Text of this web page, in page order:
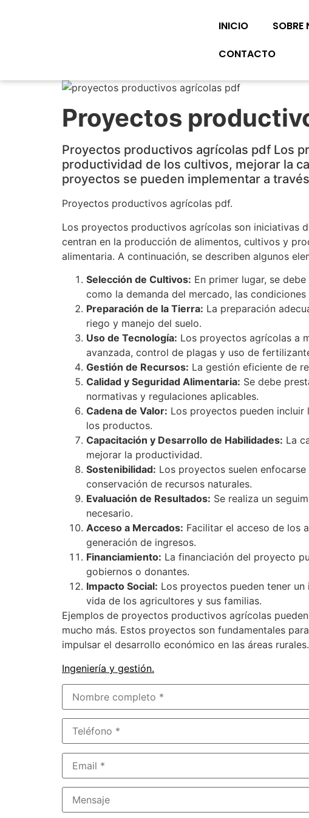
INICIO SOBRE
CONTACTO
Proyectos
Proyectos productivos agrícolas pdf Los
productividad de los cultivos, mejorar la
proyectos se pueden implementar a
Proyectos productivos agrícolas pdf.
Los proyectos productivos agrícolas son iniciativas
centran en la producción de alimentos, cultivos y
alimentaria. A continuación, se describen algunos
Selección de Cultivos: En primer lugar, se
como la demanda del mercado, las
Preparación de la Tierra: La preparación
riego y manejo del suelo.
Uso de Tecnología: Los proyectos agrícolas a
avanzada, control de plagas y uso de
Gestión de Recursos: La gestión eficiente de
Calidad y Seguridad Alimentaria: Se debe
normativas y regulaciones aplicables.
Cadena de Valor: Los proyectos pueden
los productos.
Capacitación y Desarrollo de Habilidades: La
mejorar la productividad.
Sostenibilidad: Los proyectos suelen
conservación de recursos naturales.
Evaluación de Resultados: Se realiza un
necesario.
Acceso a Mercados: Facilitar el acceso de los
generación de ingresos.
Financiamiento: La financiación del proyecto
gobiernos o donantes.
Impacto Social: Los proyectos pueden tener
vida de los agricultores y sus familias.
Ejemplos de proyectos productivos agrícolas
mucho más. Estos proyectos son fundamentales
impulsar el desarrollo económico en las áreas rurales.
Ingeniería y gestión.